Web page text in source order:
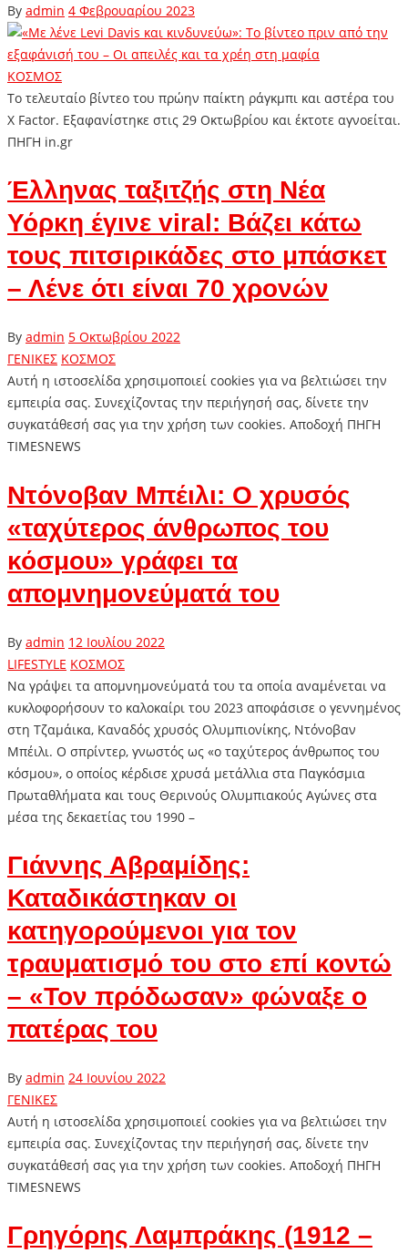
By admin 4 Φεβρουαρίου 2023
ΚΟΣΜΟΣ
Το τελευταίο βίντεο του πρώην παίκτη ράγκμπι και αστέρα του
X Factor. Εξαφανίστηκε στις 29 Οκτωβρίου και έκτοτε αγνοείται.
ΠΗΓΗ in.gr
Έλληνας ταξιτζής στη Νέα
Υόρκη έγινε viral: Βάζει κάτω
τους πιτσιρικάδες στο μπάσκετ
– Λένε ότι είναι 70 χρονών
By admin 5 Οκτωβρίου 2022
ΓΕΝΙΚΕΣ ΚΟΣΜΟΣ
Αυτή η ιστοσελίδα χρησιμοποιεί cookies για να βελτιώσει την
εμπειρία σας. Συνεχίζοντας την περιήγησή σας, δίνετε την
συγκατάθεσή σας για την χρήση των cookies. Aποδοχή ΠΗΓΗ
TIMESNEWS
Ντόνοβαν Μπέιλι: Ο χρυσός
«ταχύτερος άνθρωπος του
κόσμου» γράφει τα
απομνημονεύματά του
By admin 12 Ιουλίου 2022
LIFESTYLE ΚΟΣΜΟΣ
Να γράψει τα απομνημονεύματά του τα οποία αναμένεται να
κυκλοφορήσουν το καλοκαίρι του 2023 αποφάσισε ο γεννημένος
στη Τζαμάικα, Καναδός χρυσός Ολυμπιονίκης, Ντόνοβαν
Μπέιλι. Ο σπρίντερ, γνωστός ως «ο ταχύτερος άνθρωπος του
κόσμου», ο οποίος κέρδισε χρυσά μετάλλια στα Παγκόσμια
Πρωταθλήματα και τους Θερινούς Ολυμπιακούς Αγώνες στα
μέσα της δεκαετίας του 1990 –
Γιάννης Αβραμίδης:
Καταδικάστηκαν οι
κατηγορούμενοι για τον
τραυματισμό του στο επί κοντώ
– «Τον πρόδωσαν» φώναξε ο
πατέρας του
By admin 24 Ιουνίου 2022
ΓΕΝΙΚΕΣ
Αυτή η ιστοσελίδα χρησιμοποιεί cookies για να βελτιώσει την
εμπειρία σας. Συνεχίζοντας την περιήγησή σας, δίνετε την
συγκατάθεσή σας για την χρήση των cookies. Aποδοχή ΠΗΓΗ
TIMESNEWS
Γρηγόρης Λαμπράκης (1912 –